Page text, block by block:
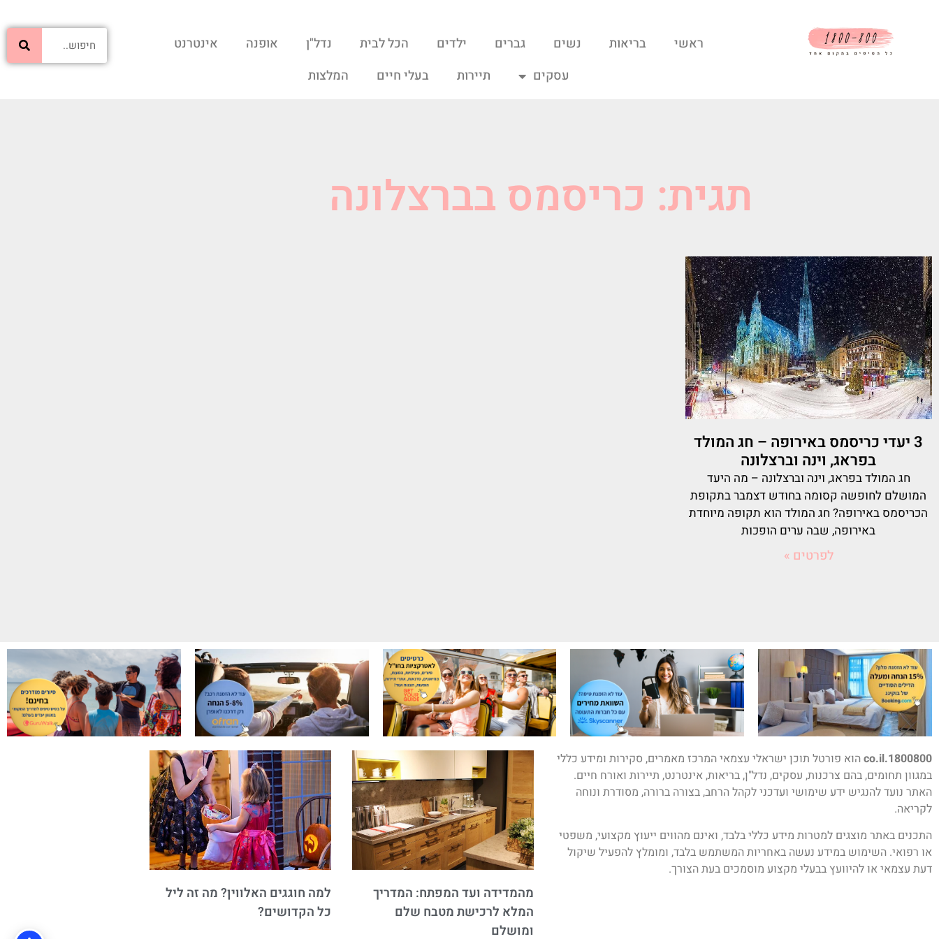
ראשי בריאות נשים גברים ילדים הכל לבית נדל"ן אופנה
אינטרנט
עסקים
תיירות בעלי חיים המלצות
תגית: כריסמס בברצלונה
3 יעדי כריסמס באירופה – חג המולד
בפראג, וינה וברצלונה
חג המולד בפראג, וינה וברצלונה – מה היעד
המושלם לחופשה קסומה בחודש דצמבר בתקופת
הכריסמס באירופה? חג המולד הוא תקופה מיוחדת
באירופה, שבה ערים הופכות
לפרטים »
1800800.co.il
הוא פורטל תוכן ישראלי עצמאי המרכז מאמרים, סקירות ומידע כללי
במגוון תחומים, בהם צרכנות, עסקים, נדל"ן, בריאות, אינטרנט, תיירות ואורח חיים.
האתר נועד להנגיש ידע שימושי ועדכני לקהל הרחב, בצורה ברורה, מסודרת ונוחה
לקריאה.
התכנים באתר מוצגים למטרות מידע כללי בלבד, ואינם מהווים ייעוץ מקצועי, משפטי
או רפואי. השימוש במידע נעשה באחריות המשתמש בלבד, ומומלץ להפעיל שיקול
דעת עצמאי או להיוועץ בבעלי מקצוע מוסמכים בעת הצורך.
מהמדידה ועד המפתח: המדריך
המלא לרכישת מטבח שלם
ומושלם
למה חוגגים האלווין? מה זה ליל
כל הקדושים?